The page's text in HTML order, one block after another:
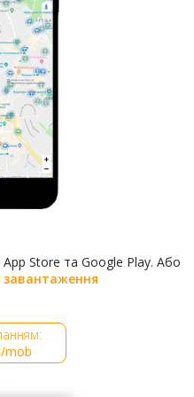
на Дніпро. У
розташована
виробництво, де
друкарська техніка
верстатом XVІІ
століття. Сьогодні
стані. На одному
до тисячі сторінок.
таких верстатів було
Store та Google Play. Або
завантаження
mob